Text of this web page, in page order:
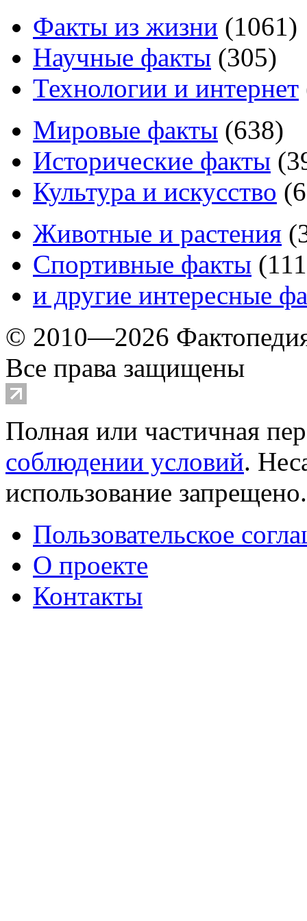
Факты из жизни (1061)
Научные факты (305)
Технологии и интернет
Мировые факты (638)
Исторические факты (
Культура и искусство (
Животные и растения (
Спортивные факты (111
и другие интересные
© 2010—2026
Все права защищены
Полная или частичная
соблюдении условий.
использование
Пользовательское
О проекте
Контакты